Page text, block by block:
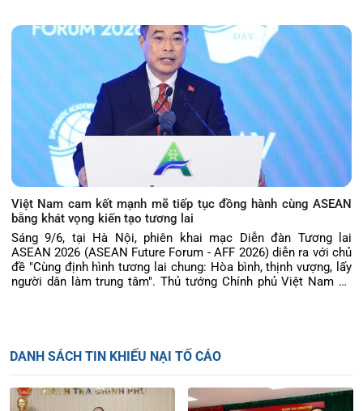
đạo 236. Chánh Thanh tra tỉnh Ninh Bình Lê Văn Cường, Phó
Chánh Thanh tra tỉnh Lê Minh Đức và lãnh đạo các phòng ban
Việt Nam cam kết mạnh mẽ tiếp tục đồng hành cùng ASEAN
bằng khát vọng kiến tạo tương lai
Sáng 9/6, tại Hà Nội, phiên khai mạc Diễn đàn Tương lai
ASEAN 2026 (ASEAN Future Forum - AFF 2026) diễn ra với chủ
đề "Cùng định hình tương lai chung: Hòa bình, thịnh vượng, lấy
người dân làm trung tâm". Thủ tướng Chính phủ Việt Nam Lê
DANH SÁCH TIN KHIẾU NẠI TỐ CÁO